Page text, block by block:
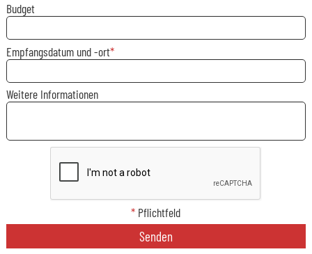
Budget
Empfangsdatum und -ort
Weitere Informationen
* Pflichtfeld
Senden